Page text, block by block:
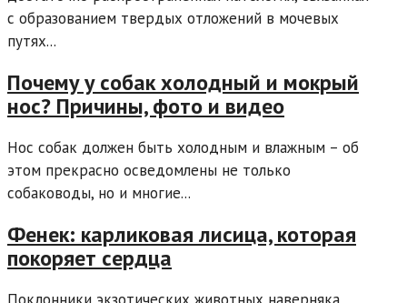
с образованием твердых отложений в мочевых
путях...
Почему у собак холодный и мокрый
нос? Причины, фото и видео
Нос собак должен быть холодным и влажным – об
этом прекрасно осведомлены не только
собаководы, но и многие...
Фенек: карликовая лисица, которая
покоряет сердца